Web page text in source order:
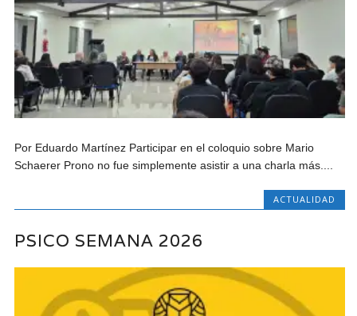
Por Eduardo Martínez Participar en el coloquio sobre Mario
Schaerer Prono no fue simplemente asistir a una charla más....
ACTUALIDAD
PSICO SEMANA 2026